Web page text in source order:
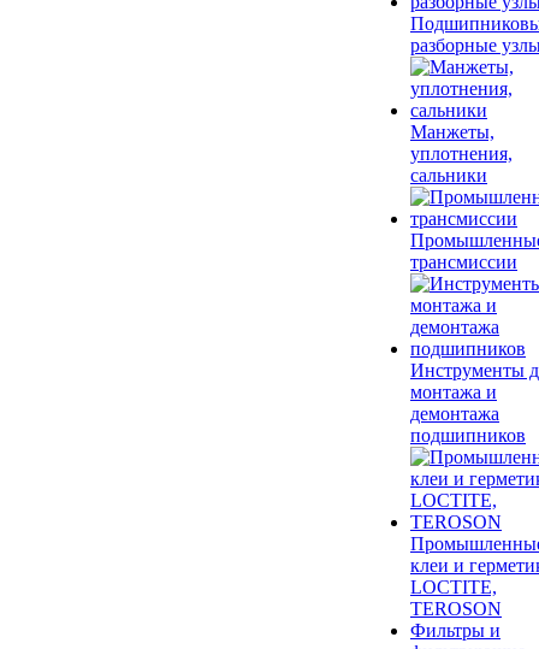
разборные
Манжеты,
уплотнения,
сальники
трансмиссии
Инструменты
монтажа и
демонтажа
подшипников
клеи и
LOCTITE,
TEROSON
Фильтры и